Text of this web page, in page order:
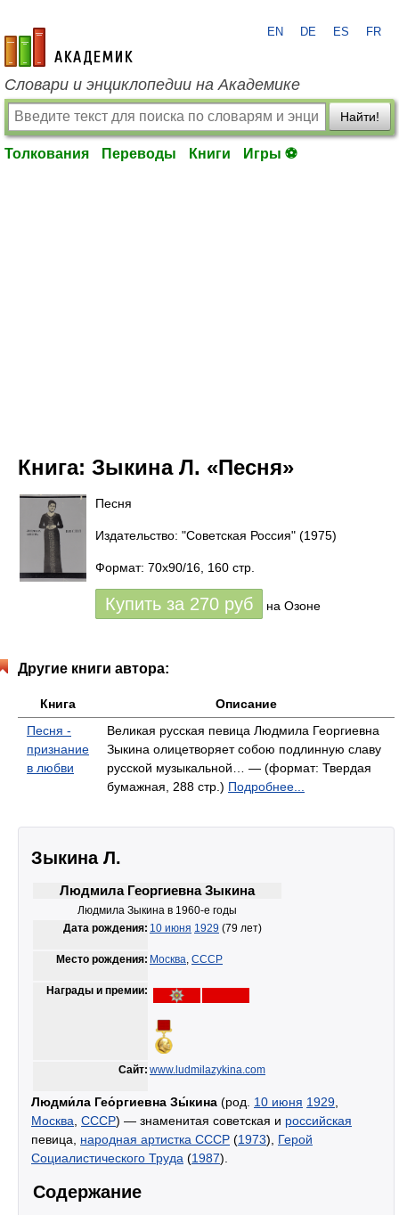
academic.ru
EN DE ES FR
Словари и энциклопедии на Академике
Найти!
Толкования Переводы Книги Игры ⚽
Книга: Зыкина Л. «Песня»
Песня
Издательство: "Советская Россия" (1975)
Формат: 70x90/16, 160 стр.
Купить за 270 руб на Озоне
Другие книги автора:
Книга
Описание
Песня -
признание
в любви
Великая русская певица Людмила Георгиевна
Зыкина олицетворяет собою подлинную славу
русской музыкальной… — (формат: Твердая
бумажная, 288 стр.) Подробнее...
Зыкина Л.
Людмила Георгиевна Зыкина
Людмила Зыкина в 1960-е годы
Дата рождения: 10 июня 1929 (79 лет)
Место рождения: Москва, СССР
Награды и премии:
Сайт: www.ludmilazykina.com
Людми́ла Гео́ргиевна Зы́кина (род. 10 июня 1929
Москва СССР) — знаменитая советская и российская
певица, народная артистка СССР (1973), Герой
Социалистического Труда (1987).
Содержание